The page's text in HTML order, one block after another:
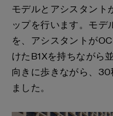
モデルとアシスタント
ップを行います。モデ
を、アシスタントが
けたB1Xを持ちながら
向きに歩きながら、30
ました。